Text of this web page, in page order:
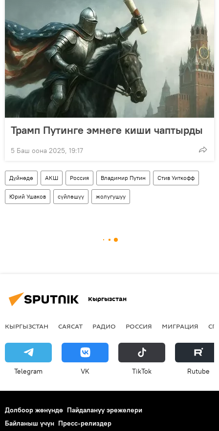
Трамп Путинге эмнеге киши чаптырды
5 Баш оона 2025, 19:17
Дүйнөдө АКШ Россия Владимир Путин Стив Уиткофф
Юрий Ушаков сүйлөшүү жолугушуу
Кыргызстан
КЫРГЫЗСТАН САЯСАТ РАДИО РОССИЯ МИГРАЦИЯ
Telegram VK ТikТоk Rutube
Долбоор жөнүндө Пайдалануу эрежелери
Байланыш үчүн Пресс-релиздер